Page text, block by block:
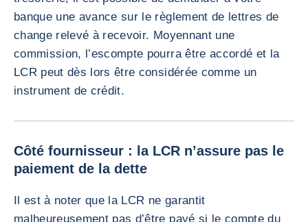
banque une avance sur le règlement de lettres de
change relevé à recevoir. Moyennant une
commission, l’escompte pourra être accordé et la
LCR peut dès lors être considérée comme un
instrument de crédit.
Côté fournisseur : la LCR n’assure pas le
paiement de la dette
Il est à noter que la LCR ne garantit
malheureusement pas d’être payé si le compte du